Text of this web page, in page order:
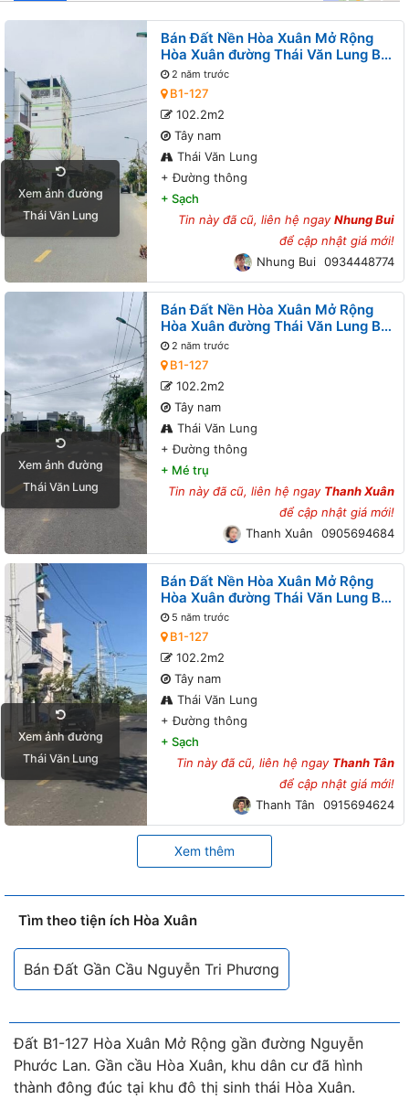
Xem ảnh đường
Thái Văn Lung
Bán Đất Nền Hòa Xuân Mở Rộng
Hòa Xuân đường Thái Văn Lung B1-
127 lô 1x - Đường thông
2 năm trước
B1-127
102.2m2
Tây nam
Thái Văn Lung
+Đường thông
+ Sạch
Tin này đã cũ, liên hệ ngayNhung Bui
để cập nhật giá mới!
Nhung Bui 0934448774
Xem ảnh đường
Thái Văn Lung
Bán Đất Nền Hòa Xuân Mở Rộng
Hòa Xuân đường Thái Văn Lung B1-
127 lô 1x - Đường thông
2 năm trước
B1-127
102.2m2
Tây nam
Thái Văn Lung
+Đường thông
+ Mé trụ
Tin này đã cũ, liên hệ ngay Thanh Xuân
để cập nhật giá mới!
Thanh Xuân
0905694684
Xem ảnh đường
Thái Văn Lung
Bán Đất Nền Hòa Xuân Mở Rộng
Hòa Xuân đường Thái Văn Lung B1-
127 lô 1x - Đường thông
5 năm trước
B1-127
102.2m2
Tây nam
Thái Văn Lung
+Đường thông
+ Sạch
Tin này đã cũ, liên hệ ngay Thanh Tân
để cập nhật giá mới!
Thanh Tân
0915694624
Xem thêm
Tìm theo tiện ích Hòa Xuân
Bán Đất Gần Cầu Nguyễn Tri Phương
Đất B1-127 Hòa Xuân Mở Rộng gần đường Nguyễn
Phước Lan. Gần cầu Hòa Xuân, khu dân cư đã hình
thành đông đúc tại khu đô thị sinh thái Hòa Xuân.